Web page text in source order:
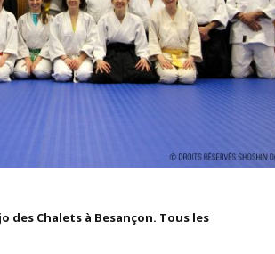
des Chalets à Besançon. Tous les